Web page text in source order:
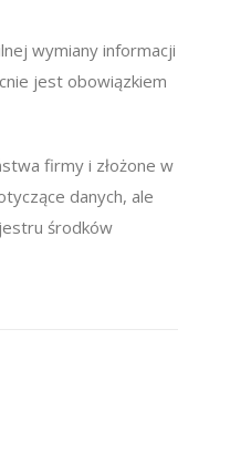
wymiany informacji
jest obowiązkiem
firmy i złożone w
danych, ale
środków